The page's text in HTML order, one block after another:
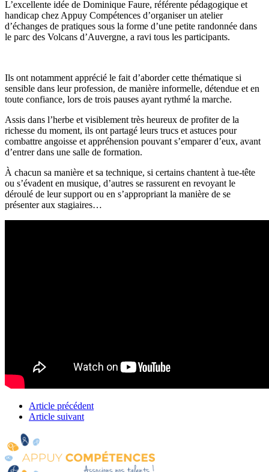
L’excellente idée de Dominique Faure, référente pédagogique et
handicap chez Appuy Compétences d’organiser un atelier
d’échanges de pratiques sous la forme d’une petite randonnée dans
le parc des Volcans d’Auvergne, a ravi tous les participants.
Ils ont notamment apprécié le fait d’aborder cette thématique si
sensible dans leur profession, de manière informelle, détendue et en
toute confiance, lors de trois pauses ayant rythmé la marche.
Assis dans l’herbe et visiblement très heureux de profiter de la
richesse du moment, ils ont partagé leurs trucs et astuces pour
combattre angoisse et appréhension pouvant s’emparer d’eux, avant
d’entrer dans une salle de formation.
À chacun sa manière et sa technique, si certains chantent à tue-tête
ou s’évadent en musique, d’autres se rassurent en revoyant le
déroulé de leur support ou en s’appropriant la manière de se
présenter aux stagiaires…
Article précédent
Article suivant